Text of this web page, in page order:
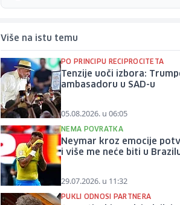
Više na istu temu
PO PRINCIPU RECIPROCITETA
Tenzije uoči izbora:
ambasadoru u SAD-u
05.08.2026. u 06:05
NEMA POVRATKA
Neymar kroz emocije
i više me neće biti u
29.07.2026. u 11:32
PUKLI ODNOSI PARTNERA